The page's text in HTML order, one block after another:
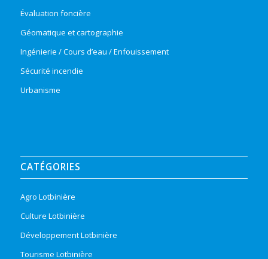
Évaluation foncière
Géomatique et cartographie
Ingénierie / Cours d’eau / Enfouissement
Sécurité incendie
Urbanisme
CATÉGORIES
Agro Lotbinière
Culture Lotbinière
Développement Lotbinière
Tourisme Lotbinière